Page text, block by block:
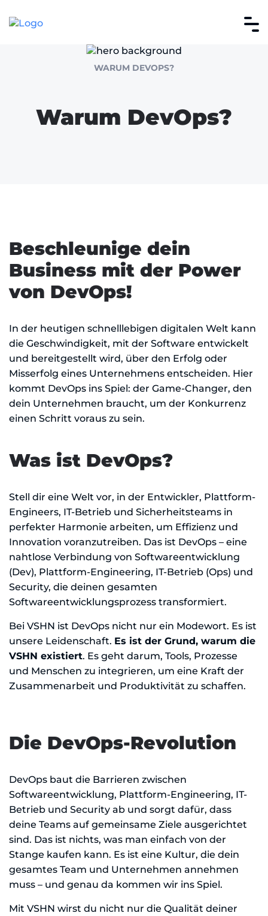
WARUM DEVOPS?
Warum DevOps?
Beschleunige dein
Business mit der Power
von DevOps!
In der heutigen schnelllebigen digitalen Welt kann
die Geschwindigkeit, mit der Software entwickelt
und bereitgestellt wird, über den Erfolg oder
Misserfolg eines Unternehmens entscheiden. Hier
kommt DevOps ins Spiel: der Game-Changer, den
dein Unternehmen braucht, um der Konkurrenz
einen Schritt voraus zu sein.
Was ist DevOps?
Stell dir eine Welt vor, in der Entwickler, Plattform-
Engineers, IT-Betrieb und Sicherheitsteams in
perfekter Harmonie arbeiten, um Effizienz und
Innovation voranzutreiben. Das ist DevOps – eine
nahtlose Verbindung von Softwareentwicklung
(Dev), Plattform-Engineering, IT-Betrieb (Ops) und
Security, die deinen gesamten
Softwareentwicklungsprozess transformiert.
Bei VSHN ist DevOps nicht nur ein Modewort. Es ist
unsere Leidenschaft. Es ist der Grund, warum die
VSHN existiert. Es geht darum, Tools, Prozesse
und Menschen zu integrieren, um eine Kraft der
Zusammenarbeit und Produktivität zu schaffen.
Die DevOps-Revolution
DevOps baut die Barrieren zwischen
Softwareentwicklung, Plattform-Engineering, IT-
Betrieb und Security ab und sorgt dafür, dass
deine Teams auf gemeinsame Ziele ausgerichtet
sind. Das ist nichts, was man einfach von der
Stange kaufen kann. Es ist eine Kultur, die dein
gesamtes Team und Unternehmen annehmen
muss – und genau da kommen wir ins Spiel.
Mit VSHN wirst du nicht nur die Qualität deiner